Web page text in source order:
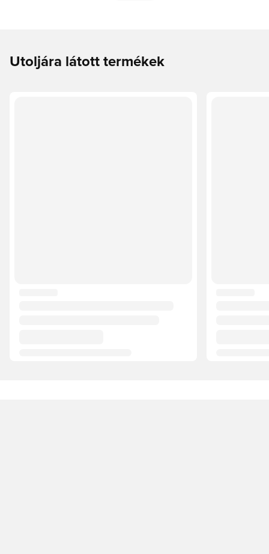
Utoljára látott termékek